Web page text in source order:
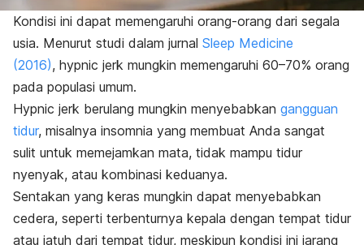
Kondisi ini dapat memengaruhi orang-orang dari segala
usia. Menurut studi dalam jurnal Sleep Medicine
(2016), hypnic jerk mungkin memengaruhi 60–70% orang
pada populasi umum.
Hypnic jerk berulang mungkin menyebabkan gangguan
tidur, misalnya insomnia yang membuat Anda sangat
sulit untuk memejamkan mata, tidak mampu tidur
nyenyak, atau kombinasi keduanya.
Sentakan yang keras mungkin dapat menyebabkan
cedera, seperti terbenturnya kepala dengan tempat tidur
atau jatuh dari tempat tidur, meskipun kondisi ini jarang